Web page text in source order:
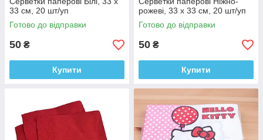
33 см, 20 шт/уп
Готово до відправки
50 ₴
Купити
рожеві, 33 х 33 см, 20 шт/уп
Готово до відправки
50 ₴
Купити